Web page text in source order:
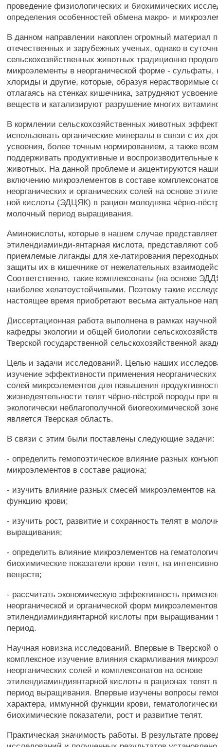
проведение физиологических и биохимических
определения особенностей обмена макро- и
В данном направлении накоплен огромный материал
отечественных и зарубежных ученых, однако в
сельскохозяйственных животных традиционно
микроэлементы в неорганической форме - сульфаты,
хлориды и другие, которые, образуя нерастворимые
отлагаясь на стенках кишечника, затрудняют
веществ и катализируют разрушение многих
В кормлении сельскохозяйственных животных
использовать органические минералы в связи с их
усвоения, более точным нормированием, а также
поддерживать продуктивные и воспроизводительные
животных. На данной проблеме и акцентируются
включению микроэлементов в составе
неорганических и органических солей на основе
ной кислоты (ЭДЦЯК) в рацион молодняка чёрно-
молочный период выращивания.
Аминокислоты, которые в нашем случае представляет
этилендиаминди-янтарная кислота, представляют
приемлемые лиганды для хе-латирования
защиты их в кишечнике от нежелательных
Соответственно, такие комплексонаты (на основе
наиболее хелатоустойчивыми. Поэтому такие
настоящее время приобретают весьма актуальное
Диссертационная работа выполнена в рамках
кафедры экологии и общей биологии
Тверской государственной сельскохозяйственной
Цель и задачи исследований. Целью наших
изучение эффективности применения
солей микроэлементов для повышения
жизнедеятельности телят чёрно-пёстрой породы при
экологически неблагополучной биогеохимической
является Тверская область.
В связи с этим были поставлены следующие задачи:
- определить гемопоэтическое влияние разных
микроэлементов в составе рациона;
- изучить влияние разных смесей микроэлементов
функцию крови;
- изучить рост, развитие и сохранность телят в
выращивания;
- определить влияние микроэлементов на
биохимические показатели крови телят, на
веществ;
- рассчитать экономическую эффективность
неорганической и органической форм
этилендиаминдиянтарной кислоты при выращивании
период.
Научная новизна исследований. Впервые в Тверской
комплексное изучение влияния скармливания
неорганических солей и комплексонатов на основе
этилендиаминдиянтарной кислоты в рационах телят
период выращивания. Впервые изучены вопросы
характера, иммунной функции крови,
биохимические показатели, рост и развитие телят.
Практическая значимость работы. В результате